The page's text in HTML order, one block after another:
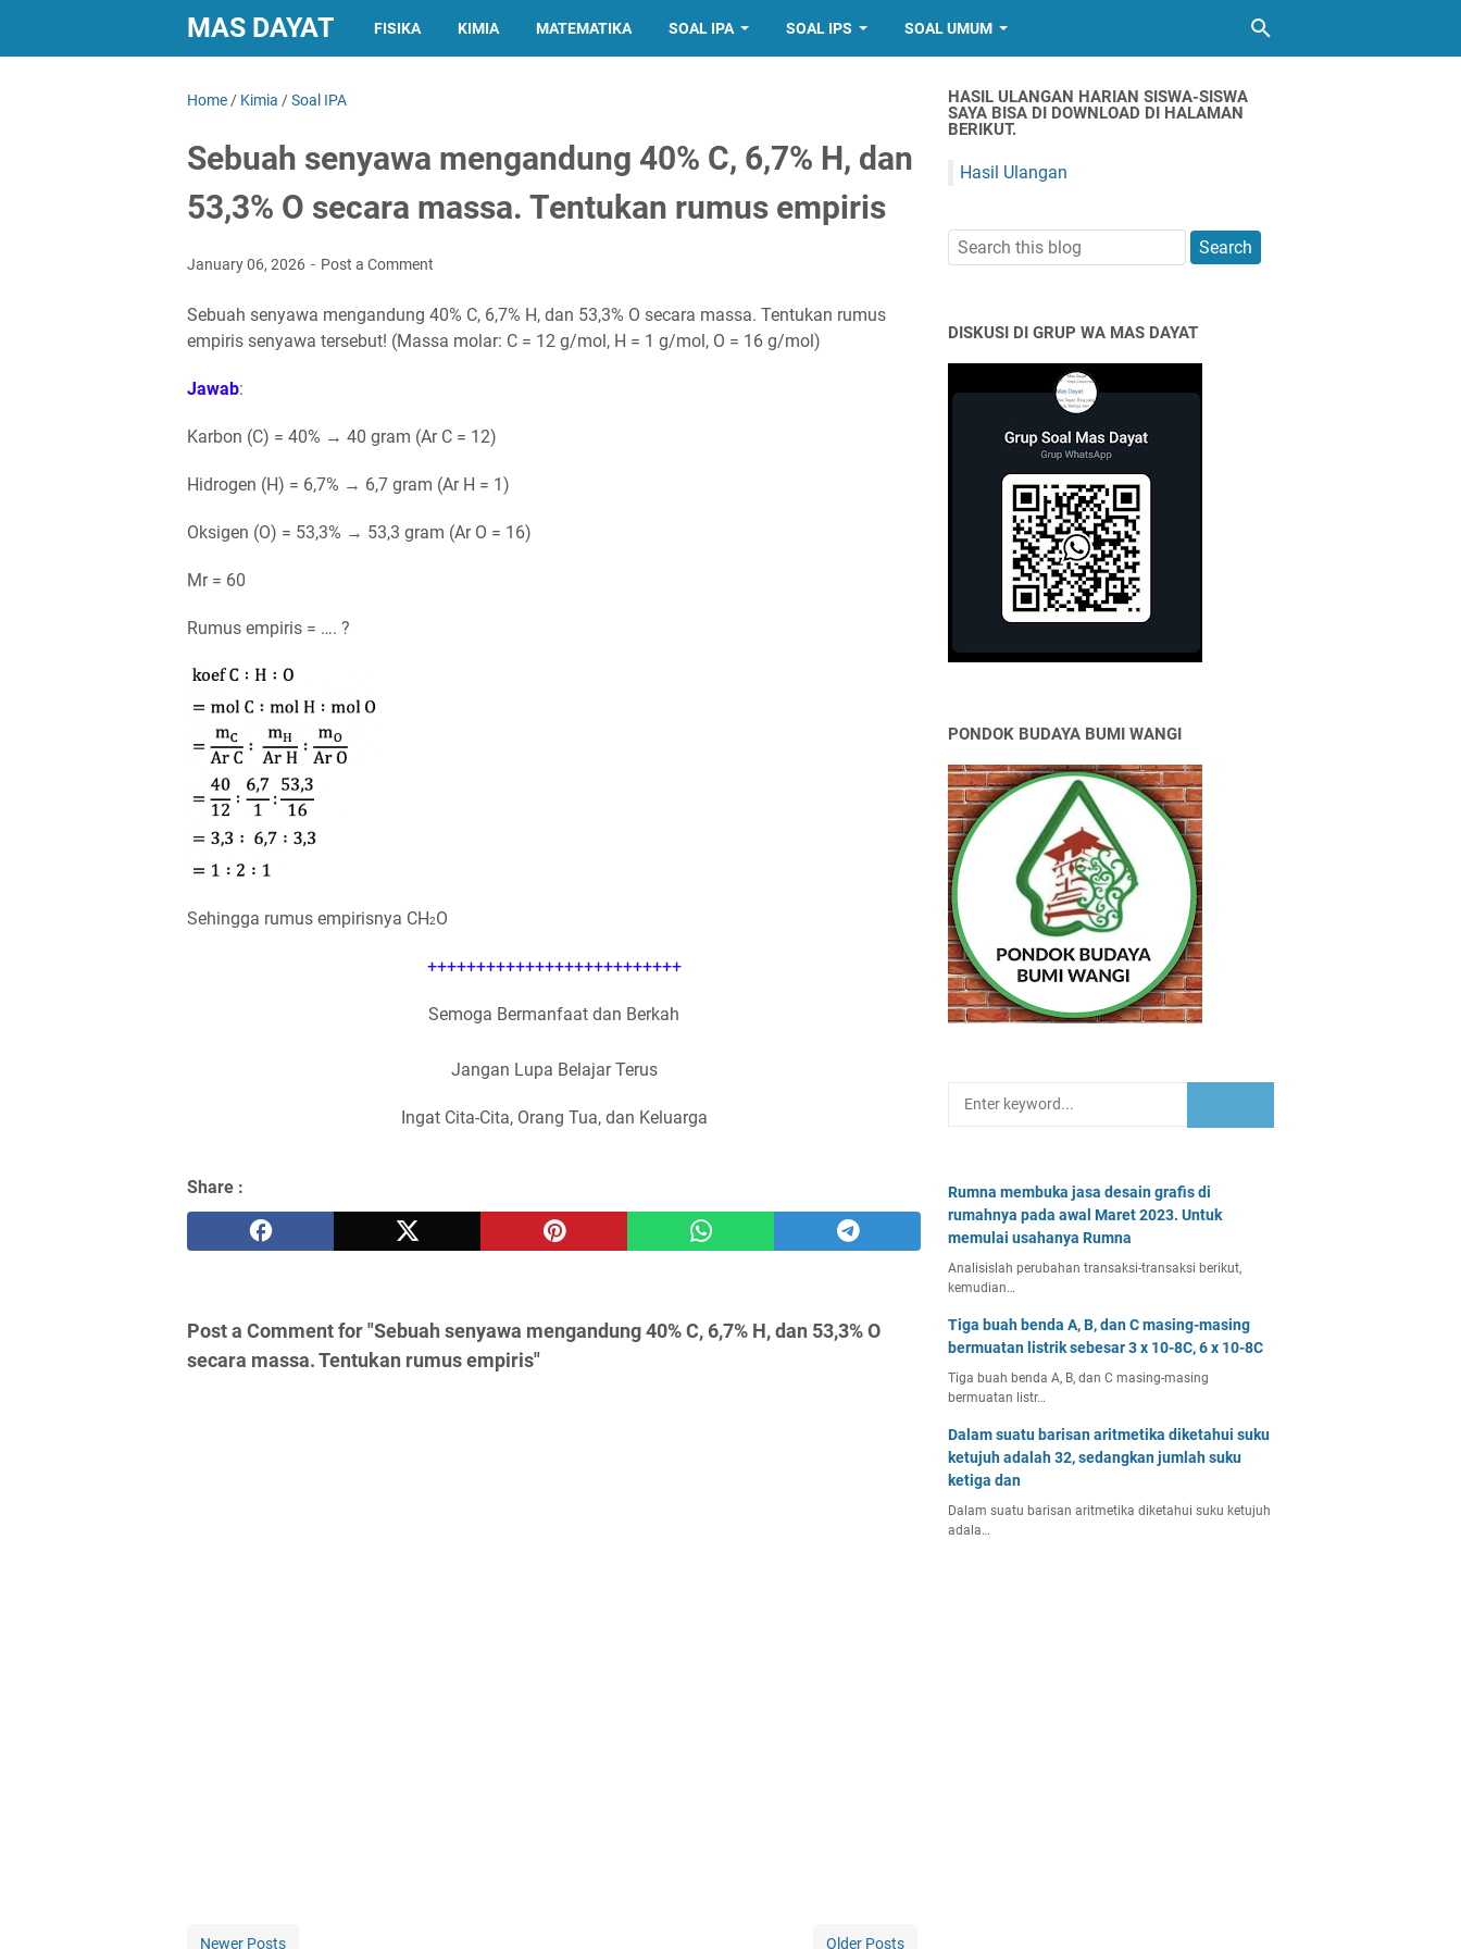
MAS DAYAT FISIKA KIMIA MATEMATIKA SOAL IPA SOAL IPS SOAL UMUM
Home / Kimia /Soal IPA
Sebuah senyawa mengandung 40% C, 6,7% H, dan
53,3% O secara massa. Tentukan rumus empiris
January 06, 2026 Post a Comment
Sebuah senyawa mengandung 40% C, 6,7% H, dan 53,3% O secara massa. Tentukan rumus
empiris senyawa tersebut! (Massa molar: C = 12 g/mol, H = 1 g/mol, O = 16 g/mol)
Jawab:
Karbon (C) = 40% → 40 gram (Ar C = 12)
Hidrogen (H) = 6,7% → 6,7 gram (Ar H = 1)
Oksigen (O) = 53,3% → 53,3 gram (Ar O = 16)
Mr = 60
Rumus empiris = …. ?
Sehingga rumus empirisnya CH2O
++++++++++++++++++++++++++
Semoga Bermanfaat dan Berkah
Jangan Lupa Belajar Terus
Ingat Cita-Cita, Orang Tua, dan Keluarga
Share :
Post a Comment for "Sebuah senyawa mengandung 40% C, 6,7% H, dan 53,3% O
secara massa. Tentukan rumus empiris"
Newer Posts Older Posts
HASIL ULANGAN HARIAN SISWA-SISWA
SAYA BISA DI DOWNLOAD DI HALAMAN
BERIKUT.
Hasil Ulangan
DISKUSI DI GRUP WA MAS DAYAT
PONDOK BUDAYA BUMI WANGI
Rumna membuka jasa desain grafis di
rumahnya pada awal Maret 2023. Untuk
memulai usahanya Rumna
Analisislah perubahan transaksi-transaksi berikut,
kemudian…
Tiga buah benda A, B, dan C masing-masing
bermuatan listrik sebesar 3 x 10-8C, 6 x 10-8C
Tiga buah benda A, B, dan C masing-masing
bermuatan listr…
Dalam suatu barisan aritmetika diketahui suku
ketujuh adalah 32, sedangkan jumlah suku
ketiga dan
Dalam suatu barisan aritmetika diketahui suku ketujuh
adala…